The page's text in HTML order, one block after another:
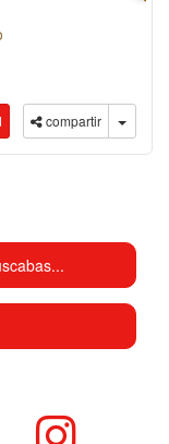
compartir
instagram